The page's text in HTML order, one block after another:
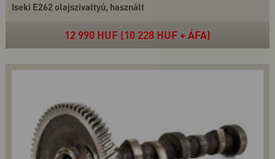
Iseki E262 olajszivattyú, használt
12 990 HUF (10 228 HUF + ÁFA)